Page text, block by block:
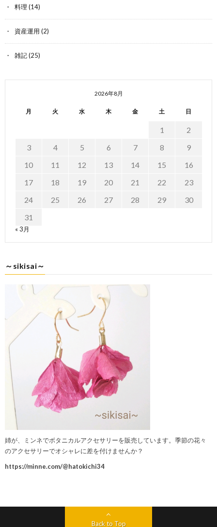
料理 (14)
資産運用 (2)
雑記(25)
2026年8月
月 火 水 木 金 土 日
1
2
3
4 5 6 7 8
9
10
11 12 13 14 15
16
17
18 19 20 21 22
23
24
25 26 27 28 29
30
31
« 3月
～sikisai～
姉が、ミンネでボタニカルアクセサリーを販売しています。季節の花々
のアクセサリーでオシャレに差を付けませんか？
https://minne.com/@hatokichi34
Back to Top